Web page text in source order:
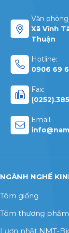
Văn
Xã Vĩnh
Thuận
Hotline:
0906 69
Fax:
Email:
NGÀNH NGHỀ
Tôm giống
Tôm thương phẩm
Lươn nhật NMT-